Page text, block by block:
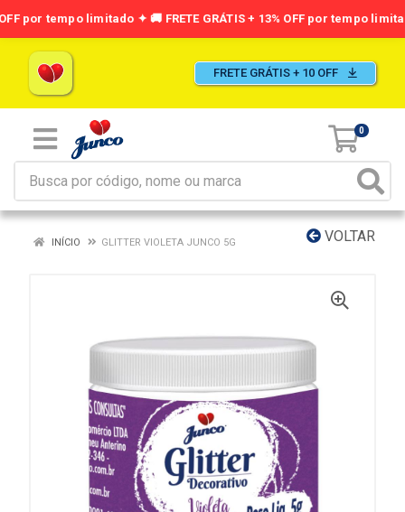
FRETE GRÁTIS + 10 OFF
0
VOLTAR
INÍCIO GLITTER VIOLETA JUNCO 5G